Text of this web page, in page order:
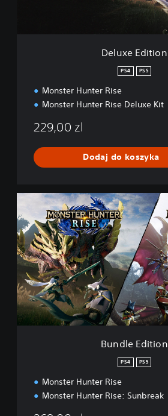
o
Deluxe Edition
PS4 PS5
Monster Hunter Rise
Monster Hunter Rise Deluxe Kit
229,00 zl
Dodaj do koszyka
n
d
l
e
E
i
t
i
o
Bundle Edition
PS4 PS5
Monster Hunter Rise
Monster Hunter Rise: Sunbreak